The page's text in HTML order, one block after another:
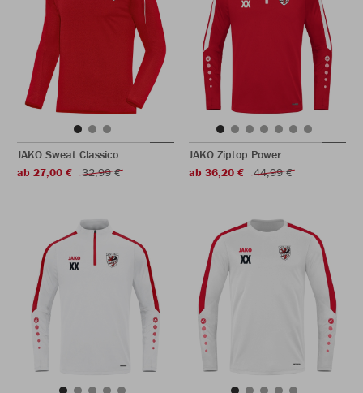
JAKO Sweat Classico
ab 27,00 €
32,99 €
JAKO Ziptop Power
ab 36,20 €
44,99 €